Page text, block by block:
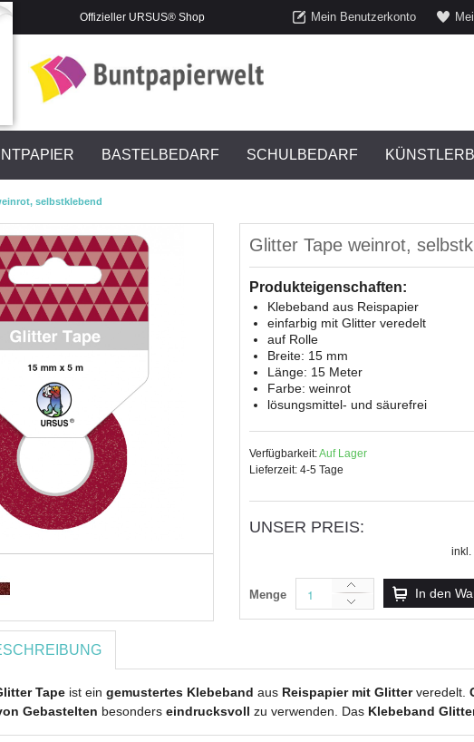
Offizieller URSUS® Shop Mein Benutzerkonto
BASTELBEDARF SCHULBEDARF
selbstklebend
Glitter Tape weinrot,
Produkteigenschaften:
Klebeband aus Reispapier
einfarbig mit Glitter veredelt
auf Rolle
Breite: 15 mm
Länge: 15 Meter
Farbe: weinrot
lösungsmittel- und säurefrei
Verfügbarkeit:Auf Lager
Lieferzeit: 4-5 Tage
UNSER PREIS:
inkl.
Menge In den
Tape ist ein gemustertes Klebeband aus Reispapier mit Glitterveredelt.
Gebastelten besonders eindrucksvoll zu verwenden. Das Klebeband